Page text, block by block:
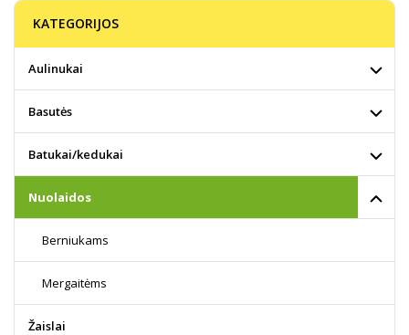
KATEGORIJOS
Aulinukai
Basutės
Batukai/kedukai
Nuolaidos
Berniukams
Mergaitėms
Žaislai